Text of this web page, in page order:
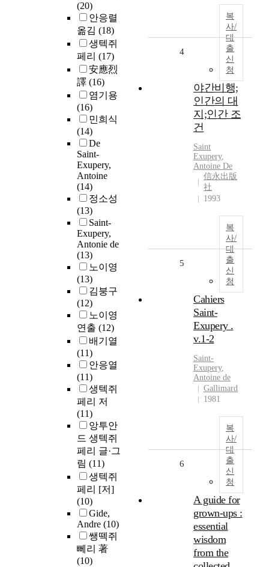
(20)
안응렬
옮김 (18)
생텍쥐
페리 (17)
安應烈
譯 (16)
염기용
(16)
민희식
(14)
De
Saint-
Exupery,
Antoine
(14)
정소성
(13)
Saint-
Exupery,
Antonie de
(13)
노이영
(13)
김붕구
(12)
노이영
연출 (12)
배기열
(11)
안응열
(11)
생텍쥐
페리 저
(11)
앙투안
드 생텍쥐
페리 글·그
림 (11)
생텍쥐
페리 [저]
(10)
Gide,
Andre (10)
쌩떽쥐
뻬리 著
(10)
복
사/
대
출
신
청
4
야간비행;
인간의 대
지;인간 조
건
Saint
Exupery,
Antoine De
信永出版
社
1993
복
사/
대
출
신
청
5
Cahiers
Saint-
Exupery .
v.1-2
Saint-
Exupery,
Antoine de
Gallimard
1981
복
사/
대
출
신
청
6
A guide for
grown-ups :
essential
wisdom
from the